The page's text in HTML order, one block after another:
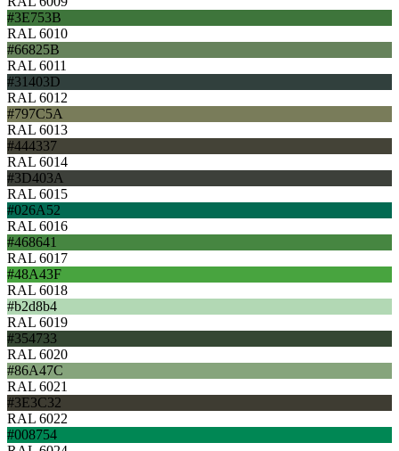
#3E753B
RAL 6010
#66825B
RAL 6011
#31403D
RAL 6012
#797C5A
RAL 6013
#444337
RAL 6014
#3D403A
RAL 6015
#026A52
RAL 6016
#468641
RAL 6017
#48A43F
RAL 6018
#b2d8b4
RAL 6019
#354733
RAL 6020
#86A47C
RAL 6021
#3E3C32
RAL 6022
#008754